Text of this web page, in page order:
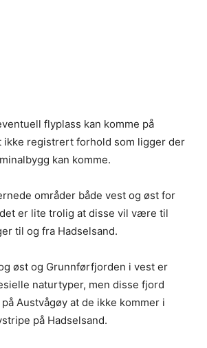
flyplass kan komme på
ikke registrert forhold som ligger der
kan komme.
områder både vest og øst for
er lite trolig at disse vil være til
til og fra Hadselsand.
øst og Grunnførfjorden i vest er
naturtyper, men disse fjord
Austvågøy at de ikke kommer i
på Hadselsand.